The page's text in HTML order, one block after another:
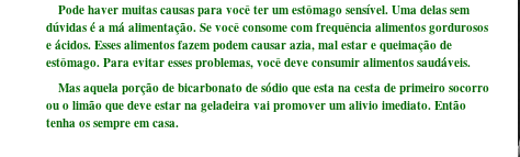
Pode haver muitas causas para você ter um estômago sensível. Uma delas sem
dúvidas é a má alimentação. Se você consome com frequência alimentos gordurosos
e ácidos. Esses alimentos fazem podem causar azia, mal estar e queimação de
estômago. Para evitar esses problemas, você deve consumir alimentos saudáveis.
Mas aquela porção de bicarbonato de sódio que esta na cesta de primeiro socorro
ou o limão que deve estar na geladeira vai promover um alivio imediato. Então
tenha os sempre em casa.